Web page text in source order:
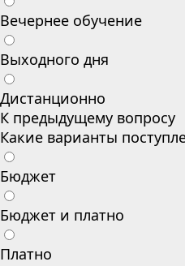
Вечернее обучение
Выходного дня
Дистанционно
К предыдущему вопросу
Какие варианты
Бюджет
Бюджет и платно
Платно